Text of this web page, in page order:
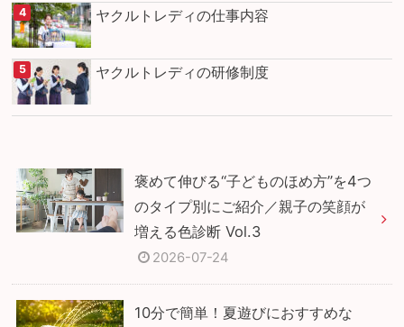
ヤクルトレディの仕事内容
ヤクルトレディの研修制度
褒めて伸びる“子どものほめ方”を4つ
のタイプ別にご紹介／親子の笑顔が
増える色診断 Vol.3
2026-07-24
10分で簡単！夏遊びにおすすめな